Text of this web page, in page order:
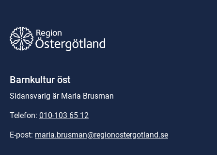
Barnkultur öst
Sidansvarig är Maria Brusman
Telefon: 010-103 65 12
E-post: maria.brusman@regionostergotland.se